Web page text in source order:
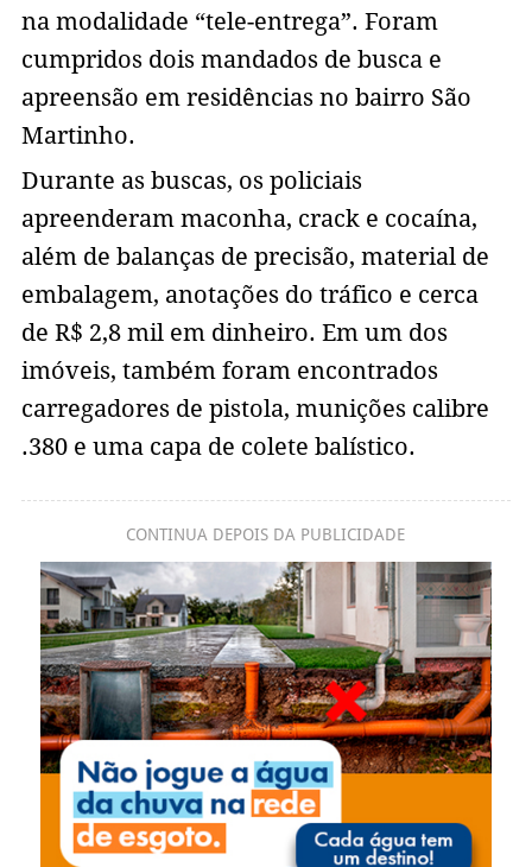
na modalidade “tele-entrega”. Foram
cumpridos dois mandados de busca e
apreensão em residências no bairro São
Martinho.
Durante as buscas, os policiais
apreenderam maconha, crack e cocaína,
além de balanças de precisão, material de
embalagem, anotações do tráfico e cerca
de R$ 2,8 mil em dinheiro. Em um dos
imóveis, também foram encontrados
carregadores de pistola, munições calibre
.380 e uma capa de colete balístico.
CONTINUA DEPOIS DA PUBLICIDADE